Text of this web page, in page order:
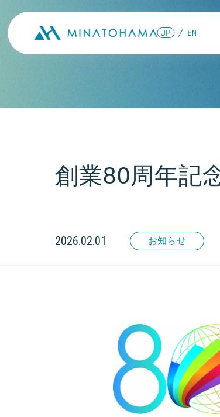
創業80周年記
2026.02.01 お知らせ